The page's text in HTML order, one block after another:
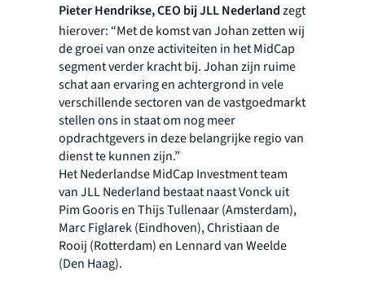
Pieter Hendrikse, CEO bij JLL Nederlandzegt
hierover: “Met de komst van Johan zetten wij
de groei van onze activiteiten in het MidCap
segment verder kracht bij. Johan zijn ruime
schat aan ervaring en achtergrond in vele
verschillende sectoren van de vastgoedmarkt
stellen ons in staat om nog meer
opdrachtgevers in deze belangrijke regio van
dienst te kunnen zijn.”
Het Nederlandse MidCap Investment team
van JLL Nederland bestaat naast Vonck uit
Pim Gooris en Thijs Tullenaar (Amsterdam),
Marc Figlarek (Eindhoven), Christiaan de
Rooij (Rotterdam) en Lennard van Weelde
(Den Haag).